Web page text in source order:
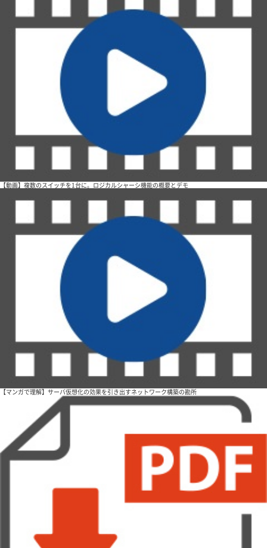
【動画】複数のスイッチを1台に。ロジカルシャーシ機能の概要とデモ
【マンガで理解】サーバ仮想化の効果を引き出すネットワーク構築の勘所